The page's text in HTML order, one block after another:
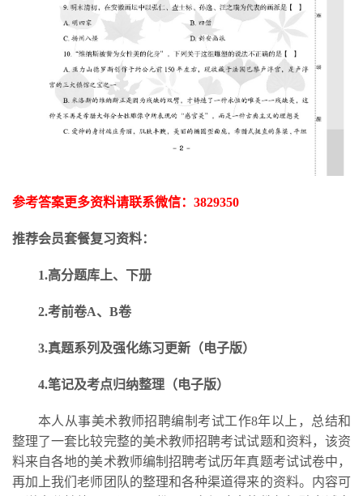
参考答案更多资料请联系微信： 3829350
推荐会员套餐复习资料：
1.高分题库上、下册
2.考前卷A、B卷
3.真题系列及强化练习更新 （电子版）
4.笔记及考点归纳整理（电子版）
本人从事美术教师招聘编制考试工作8年以上，总结和
整理了一套比较完整的美术教师招聘考试试题和资料，该资
料来自各地的美术教师编制招聘考试历年真题考试试卷中，
再加上我们老师团队的整理和各种渠道得来的资料。内容可